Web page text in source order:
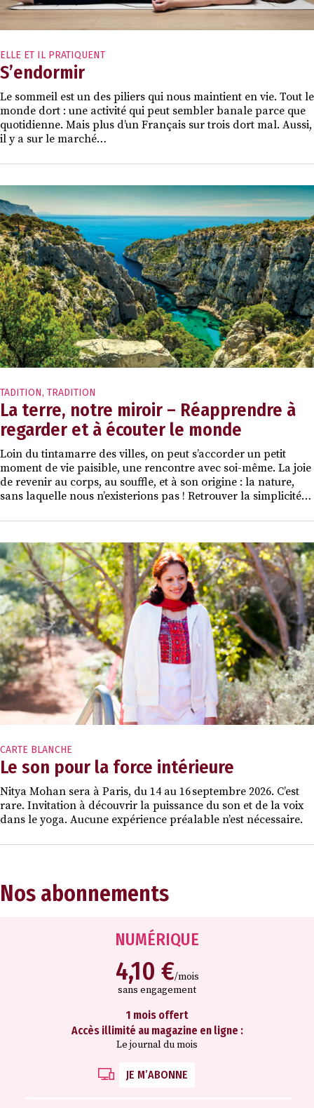
ELLE ET IL PRATIQUENT
S’endormir
Le sommeil est un des piliers qui nous maintient en vie. Tout le
monde dort : une activité qui peut sembler banale parce que
quotidienne. Mais plus d’un Français sur trois dort mal. Aussi,
il y a sur le marché…
TADITION, TRADITION
La terre, notre miroir – Réapprendre à
regarder et à écouter le monde
Loin du tintamarre des villes, on peut s’accorder un petit
moment de vie paisible, une rencontre avec soi-même. La joie
de revenir au corps, au souffle, et à son origine : la nature,
sans laquelle nous n’existerions pas ! Retrouver la simplicité…
CARTE BLANCHE
Le son pour la force intérieure
Nitya Mohan sera à Paris, du 14 au 16 septembre 2026. C’est
rare. Invitation à découvrir la puissance du son et de la voix
dans le yoga. Aucune expérience préalable n’est nécessaire.
Nos abonnements
NUMÉRIQUE
4,10 €/mois
sans engagement
1 mois offert
Accès illimité au magazine en ligne :
Le journal du mois
JE M’ABONNE